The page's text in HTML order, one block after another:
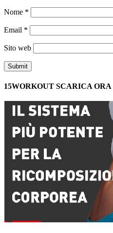
Nome *
Email *
Sito web
15WORKOUT SCARICA ORA